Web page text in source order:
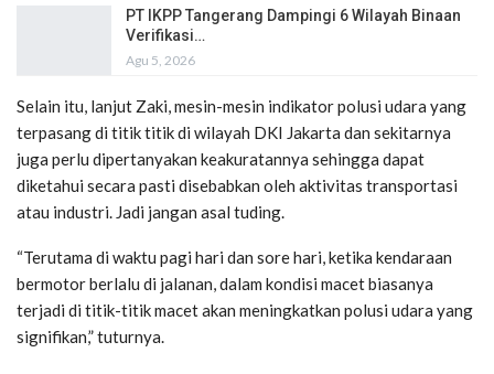
PT IKPP Tangerang Dampingi 6 Wilayah Binaan
Verifikasi…
Agu 5, 2026
Selain itu, lanjut Zaki, mesin-mesin indikator polusi udara yang
terpasang di titik titik di wilayah DKI Jakarta dan sekitarnya
juga perlu dipertanyakan keakuratannya sehingga dapat
diketahui secara pasti disebabkan oleh aktivitas transportasi
atau industri. Jadi jangan asal tuding.
“Terutama di waktu pagi hari dan sore hari, ketika kendaraan
bermotor berlalu di jalanan, dalam kondisi macet biasanya
terjadi di titik-titik macet akan meningkatkan polusi udara yang
signifikan,” tuturnya.